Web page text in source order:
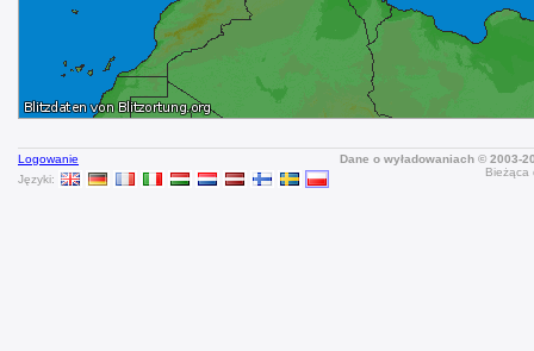
Logowanie
Języki:
Dane o wyładowaniach © 2003-
Bieżąca